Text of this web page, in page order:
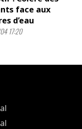
face aux
d’eau
17:20